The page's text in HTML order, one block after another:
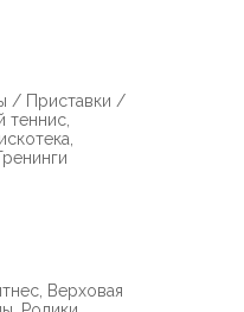
/ Приставки /
теннис,
Верховая